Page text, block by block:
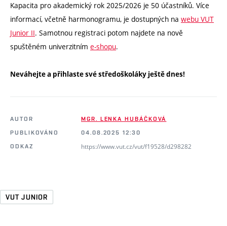
Kapacita pro akademický rok 2025/2026 je 50 účastníků. Více
informací, včetně harmonogramu, je dostupných na webu VUT
Junior II. Samotnou registraci potom najdete na nově
spuštěném univerzitním e-shopu.
Neváhejte a přihlaste své středoškoláky ještě dnes!
AUTOR
MGR. LENKA HUBÁČKOVÁ
PUBLIKOVÁNO
04.08.2025 12:30
ODKAZ
https://www.vut.cz/vut/f19528/d298282
VUT JUNIOR